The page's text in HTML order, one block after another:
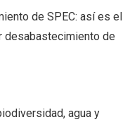
de SPEC: así es el
desabastecimiento de
agua y